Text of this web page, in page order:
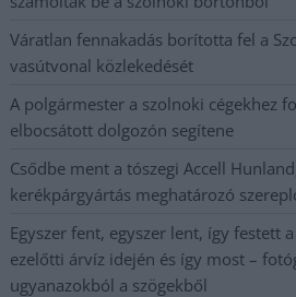
Váratlan fennakadás borította fel a
vasútvonal közlekedését
A polgármester a szolnoki cégekhez
elbocsátott dolgozón segítene
Csődbe ment a tószegi Accell
kerékpárgyártás meghatározó
Egyszer fent, egyszer lent, így festett
ezelőtti árvíz idején és így most –
ugyanazokból a szögekből